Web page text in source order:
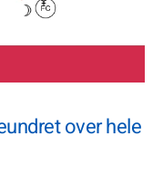
over hele